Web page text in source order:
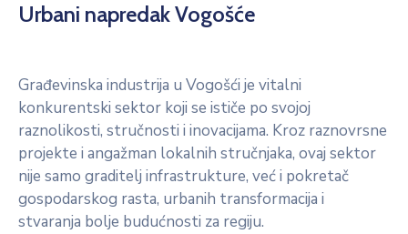
Urbani napredak Vogošće
Građevinska industrija u Vogošći je vitalni
konkurentski sektor koji se ističe po svojoj
raznolikosti, stručnosti i inovacijama. Kroz raznovrsne
projekte i angažman lokalnih stručnjaka, ovaj sektor
nije samo graditelj infrastrukture, već i pokretač
gospodarskog rasta, urbanih transformacija i
stvaranja bolje budućnosti za regiju.